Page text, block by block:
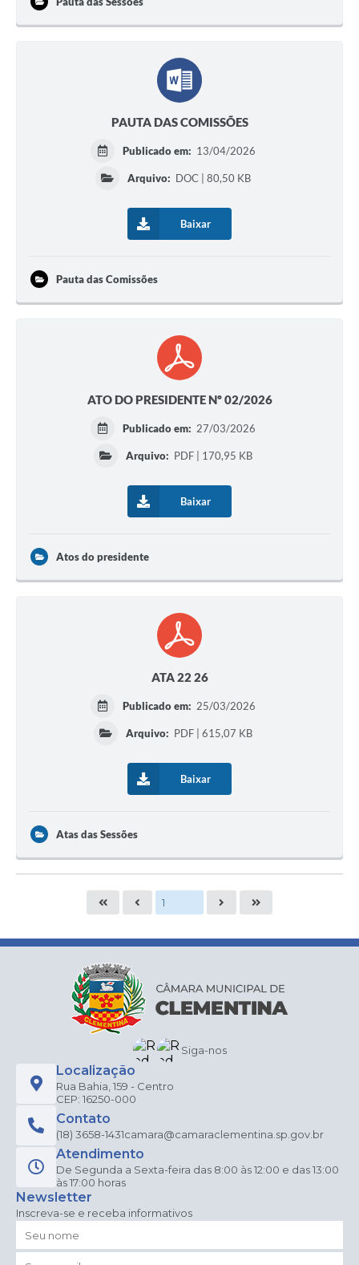
PAUTA DAS COMISSÕES
Publicado em: 13/04/2026
Arquivo: DOC | 80,50 KB
Baixar
Pauta das Comissões
ATO DO PRESIDENTE Nº 02/2026
Publicado em: 27/03/2026
Arquivo: PDF | 170,95 KB
Baixar
Atos do presidente
ATA 22 26
Publicado em: 25/03/2026
Arquivo: PDF | 615,07 KB
Baixar
Atas das Sessões
Siga-nos
Localização
Rua Bahia, 159 - Centro
CEP: 16250-000
Contato
(18) 3658-1431camara@camaraclementina.sp.gov.br
Atendimento
De Segunda a Sexta-feira das 8:00 às 12:00 e das 13:00
às 17:00 horas
Newsletter
Inscreva-se e receba informativos